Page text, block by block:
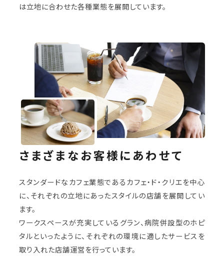
は立地に合わせた各種業態を展開しています。
さまざまなお客様にあわせて
スタンダードなカフェ業態であるカフェ・ド・クリエを中心
に、それぞれの立地にあったスタイルの店舗を展開してい
ます。
ワークスペースが充実しているグラン、病院併設型のホピ
タルといったように、それぞれの環境に適したサービスを
取り入れた店舗運営を行っています。